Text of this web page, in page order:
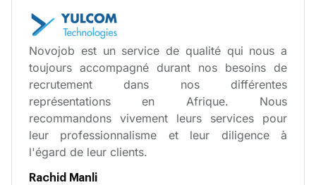
Novojob est un service de qualité qui nous a
toujours accompagné durant nos besoins de
recrutement dans nos différentes
représentations en Afrique. Nous
recommandons vivement leurs services pour
leur professionnalisme et leur diligence à
l'égard de leur clients.
Rachid Manli